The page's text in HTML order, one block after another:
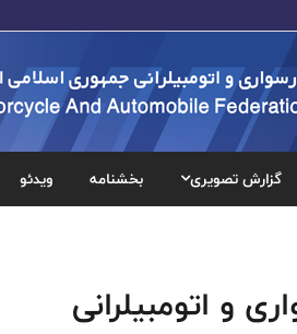
گزارش تصویری بخشنامه ویدئو
و اتومبیلرانی